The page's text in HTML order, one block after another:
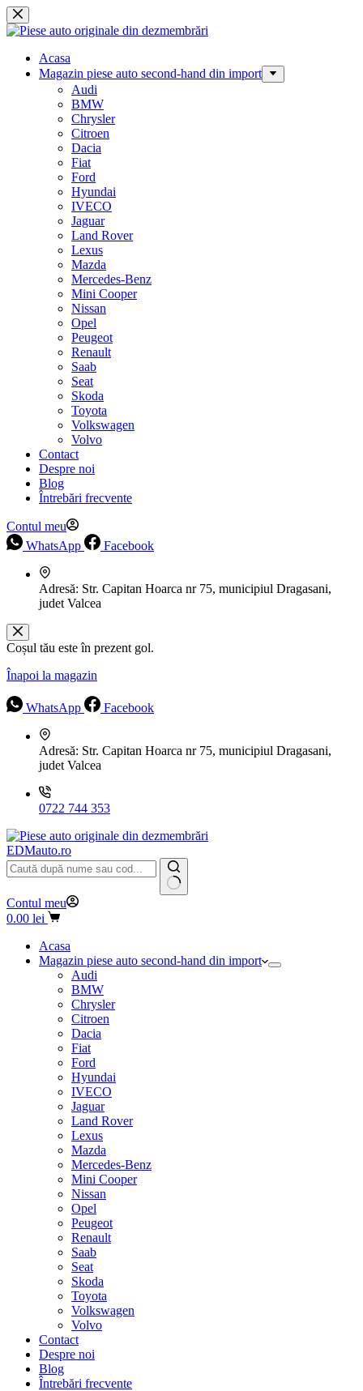
Sari
la
Acasa
Magazin piese auto second-hand din import
Audi
BMW
Chrysler
Citroen
Dacia
Fiat
Ford
Hyundai
IVECO
Jaguar
Land Rover
Lexus
Mazda
Mercedes-Benz
Mini Cooper
Nissan
Opel
Peugeot
Renault
Saab
Seat
Skoda
Toyota
Volkswagen
Volvo
Contact
Despre noi
Blog
Întrebări frecvente
Contul meu
WhatsApp
Facebook
Adresă: Str. Capitan Hoarca nr 75, municipiul Dragasani,
judet Valcea
Coșul tău este în prezent gol.
Înapoi la magazin
WhatsApp Facebook
Adresă: Str. Capitan Hoarca nr 75, municipiul Dragasani,
judet Valcea
0722 744 353
EDMauto.ro
Niciun
rezultat
Contul meu
Coș
cumpărături
0.00 lei
Acasa
Magazin piese auto second-hand din import
Audi
BMW
Chrysler
Citroen
Dacia
Fiat
Ford
Hyundai
IVECO
Jaguar
Land Rover
Lexus
Mazda
Mercedes-Benz
Mini Cooper
Nissan
Opel
Peugeot
Renault
Saab
Seat
Skoda
Toyota
Volkswagen
Volvo
Contact
Despre noi
Blog
Întrebări frecvente